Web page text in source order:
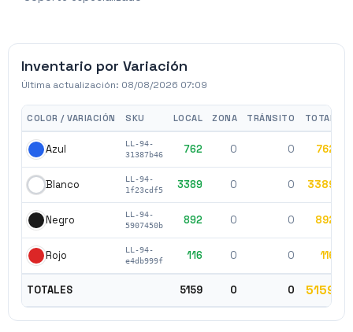
Inventario por Variación
Última actualización: 08/08/2026 07:09
COLOR / VARIACIÓN SKU LOCAL ZONA TRÁNSITO TOTAL
Azul
LL-94-
31387b46
762 0 0 762
Blanco
LL-94-
1f23cdf5
3389 0 0 3389
Negro
LL-94-
5907450b
892 0 0 892
Rojo
LL-94-
e4db999f
116 0 0 116
TOTALES 5159 0 0 5159